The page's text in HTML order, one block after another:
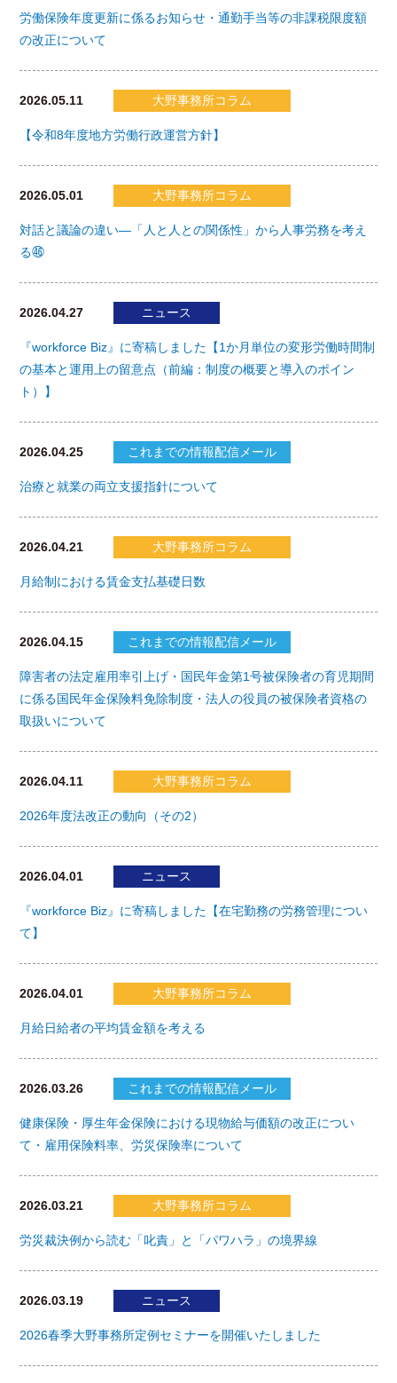
労働保険年度更新に係るお知らせ・通勤手当等の非課税限度額
の改正について
2026.05.11 大野事務所コラム
【令和8年度地方労働行政運営方針】
2026.05.01 大野事務所コラム
対話と議論の違い―「人と人との関係性」から人事労務を考え
る㊻
2026.04.27 ニュース
『workforce Biz』に寄稿しました【1か月単位の変形労働時間制
の基本と運用上の留意点（前編：制度の概要と導入のポイン
ト）】
2026.04.25 これまでの情報配信メール
治療と就業の両立支援指針について
2026.04.21 大野事務所コラム
月給制における賃金支払基礎日数
2026.04.15 これまでの情報配信メール
障害者の法定雇用率引上げ・国民年金第1号被保険者の育児期間
に係る国民年金保険料免除制度・法人の役員の被保険者資格の
取扱いについて
2026.04.11 大野事務所コラム
2026年度法改正の動向（その2）
2026.04.01 ニュース
『workforce Biz』に寄稿しました【在宅勤務の労務管理につい
て】
2026.04.01 大野事務所コラム
月給日給者の平均賃金額を考える
2026.03.26 これまでの情報配信メール
健康保険・厚生年金保険における現物給与価額の改正につい
て・雇用保険料率、労災保険率について
2026.03.21 大野事務所コラム
労災裁決例から読む「叱責」と「パワハラ」の境界線
2026.03.19 ニュース
2026春季大野事務所定例セミナーを開催いたしました